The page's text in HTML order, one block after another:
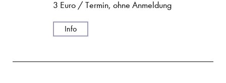
3 Euro / Termin, ohne Anmeldung
Info